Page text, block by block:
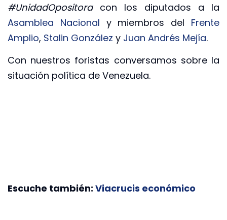
#UnidadOpositoracon los diputados a la
Asamblea Nacional y miembros del Frente
Amplio, Stalin González y Juan Andrés Mejía.
Con nuestros foristas conversamos sobre la
situación política de Venezuela.
Escuche también: Viacrucis económico